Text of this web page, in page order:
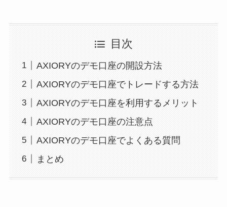
目次
AXIORYのデモ口座の開設方法
AXIORYのデモ口座でトレードする方法
AXIORYのデモ口座を利用するメリット
AXIORYのデモ口座の注意点
AXIORYのデモ口座でよくある質問
まとめ